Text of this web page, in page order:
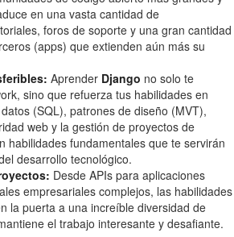
en una vasta cantidad de
foros de soporte y una gran cantidad
(apps) que extienden aún más su
Aprender Django no solo te
sino que refuerza tus habilidades en
(SQL), patrones de diseño (MVT),
web y la gestión de proyectos de
habilidades fundamentales que te servirán
desarrollo tecnológico.
Desde APIs para aplicaciones
empresariales complejos, las habilidades
la puerta a una increíble diversidad de
el trabajo interesante y desafiante.